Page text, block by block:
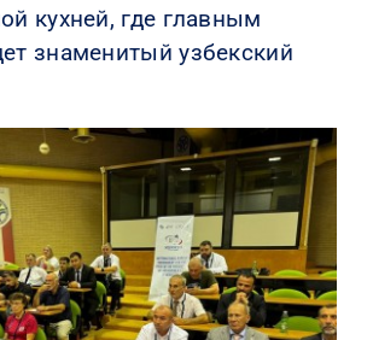
кухней, где главным
знаменитый узбекский